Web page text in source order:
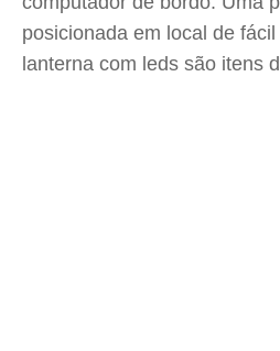
posicionada em local de
lanterna com leds são itens